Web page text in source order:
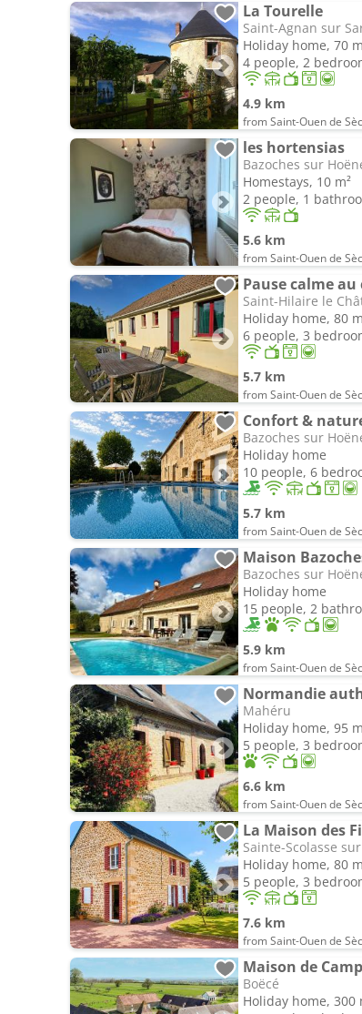
La Tourelle
Saint-Agnan sur
Holiday home, 70
4 people, 2
4.9 km
from Saint-Ouen de Sècherouvre
les hortensias
Bazoches sur
Homestays, 10 m²
2 people, 1
5.6 km
from Saint-Ouen de Sècherouvre
Pause calme
Saint-Hilaire le
Holiday home, 80
6 people, 3
5.7 km
from Saint-Ouen de Sècherouvre
Confort &
Bazoches sur
Holiday home
10 people, 6
5.7 km
from Saint-Ouen de Sècherouvre
Maison
Bazoches sur
Holiday home
15 people, 2
5.9 km
from Saint-Ouen de Sècherouvre
Normandie
Mahéru
Holiday home, 95
5 people, 3
6.6 km
from Saint-Ouen de Sècherouvre
La Maison des
Sainte-Scolasse
Holiday home, 80
5 people, 3
7.6 km
from Saint-Ouen de Sècherouvre
Maison de
Boëcé
Holiday home, 300